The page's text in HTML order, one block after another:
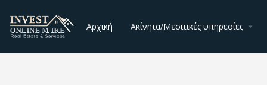
Αρχική Ακίνητα/Μεσιτικές υπηρεσίες